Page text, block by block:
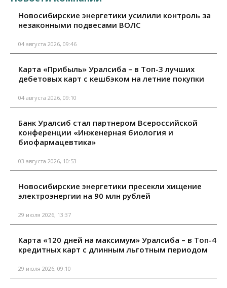
Новосибирские энергетики усилили контроль за
незаконными подвесами ВОЛС
04 августа 2026, 09:46
Карта «Прибыль» Уралсиба – в Топ-3 лучших
дебетовых карт с кешбэком на летние покупки
04 августа 2026, 09:10
Банк Уралсиб стал партнером Всероссийской
конференции «Инженерная биология и
биофармацевтика»
03 августа 2026, 10:53
Новосибирские энергетики пресекли хищение
электроэнергии на 90 млн рублей
29 июля 2026, 13:37
Карта «120 дней на максимум» Уралсиба – в Топ-4
кредитных карт с длинным льготным периодом
29 июля 2026, 09:10